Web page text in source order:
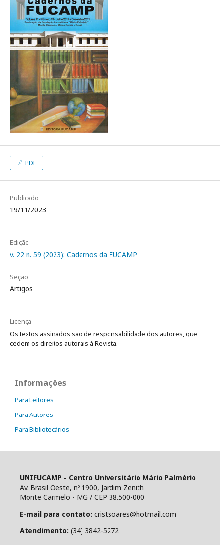
PDF
Publicado
19/11/2023
Edição
v. 22 n. 59 (2023): Cadernos da FUCAMP
Seção
Artigos
Licença
Os textos assinados são de responsabilidade dos autores, que
cedem os direitos autorais à Revista.
Informações
Para Leitores
Para Autores
Para Bibliotecários
UNIFUCAMP - Centro Universitário Mário Palmério
Av. Brasil Oeste, nº 1900, Jardim Zenith
Monte Carmelo - MG / CEP 38.500-000
E-mail para contato: cristsoares@hotmail.com
Atendimento: (34) 3842-5272